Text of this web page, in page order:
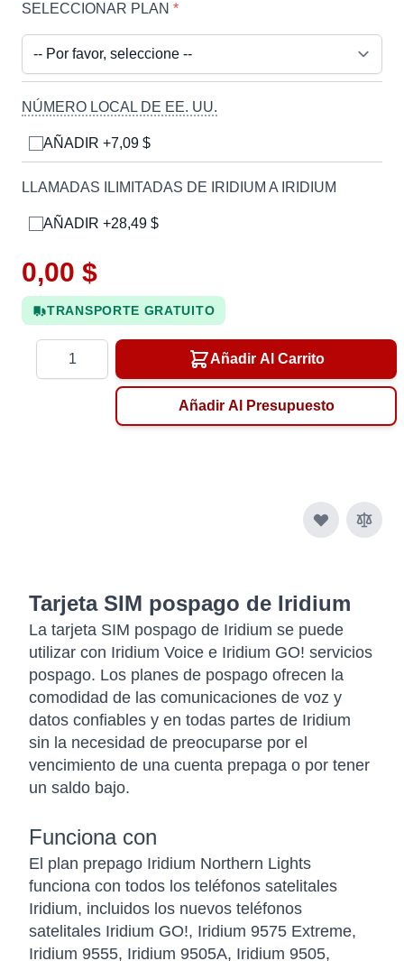
SELECCIONAR PLAN *
NÚMERO LOCAL DE EE. UU.
AÑADIR +7,09 $
LLAMADAS ILIMITADAS DE IRIDIUM A IRIDIUM
AÑADIR +28,49 $
0,00 $
TRANSPORTE GRATUITO
Añadir Al Carrito
Añadir Al Presupuesto
Tarjeta SIM pospago de Iridium
La tarjeta SIM pospago de Iridium se puede
utilizar con Iridium Voice e Iridium GO! servicios
pospago. Los planes de pospago ofrecen la
comodidad de las comunicaciones de voz y
datos confiables y en todas partes de Iridium
sin la necesidad de preocuparse por el
vencimiento de una cuenta prepaga o por tener
un saldo bajo.
Funciona con
El plan prepago Iridium Northern Lights
funciona con todos los teléfonos satelitales
Iridium, incluidos los nuevos teléfonos
satelitales Iridium GO!, Iridium 9575 Extreme,
Iridium 9555, Iridium 9505A, Iridium 9505,